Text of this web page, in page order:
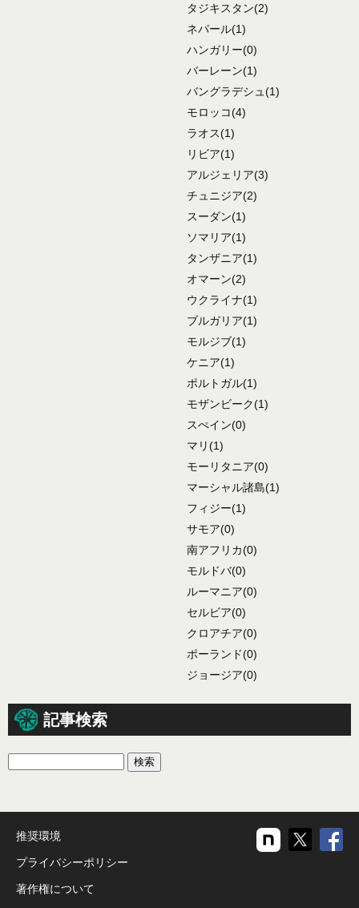
タジキスタン(2)
ネパール(1)
ハンガリー(0)
バーレーン(1)
バングラデシュ (1)
モロッコ(4)
ラオス(1)
リビア(1)
アルジェリア(3)
チュニジア(2)
スーダン(1)
ソマリア(1)
タンザニア(1)
オマーン(2)
ウクライナ(1)
ブルガリア(1)
モルジブ(1)
ケニア(1)
ポルトガル(1)
モザンビーク(1)
スぺイン(0)
マリ(1)
モーリタニア(0)
マーシャル諸島(1)
フィジー(1)
サモア(0)
南アフリカ(0)
モルドバ(0)
ルーマニア(0)
セルビア(0)
クロアチア(0)
ポーランド(0)
ジョージア(0)
記事検索
推奨環境
プライバシーポリシー
著作権について